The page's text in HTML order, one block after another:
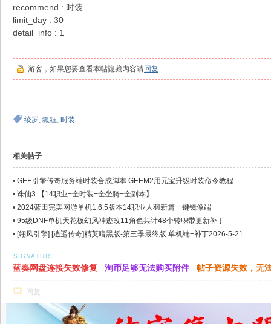
recommend : 时装
limit_day : 30
detail_info : 1
游客，如果您要查看本帖隐藏内容请回复
绫罗, 狐狸, 时装
相关帖子
• GEE引擎传奇服务端时装合成脚本 GEEM2用元宝升级时装命令教程
• 诛仙3 【14职业+全时装+全坐骑+全副本】
• 2024蓝田完美网游单机1.6.5版本14职业人羽新篇一键镜像端
• 95级DNF单机天花板幻风神迹改11角色共计48个转职带更新补丁
• [翎风引擎] [逍遥传奇]精英暗黑版-第三季最终版 单机端+补丁2026-5-21
蓝奏网盘连接失效修复 淘币足够无法购买附件 帖子资源失效，无
回复